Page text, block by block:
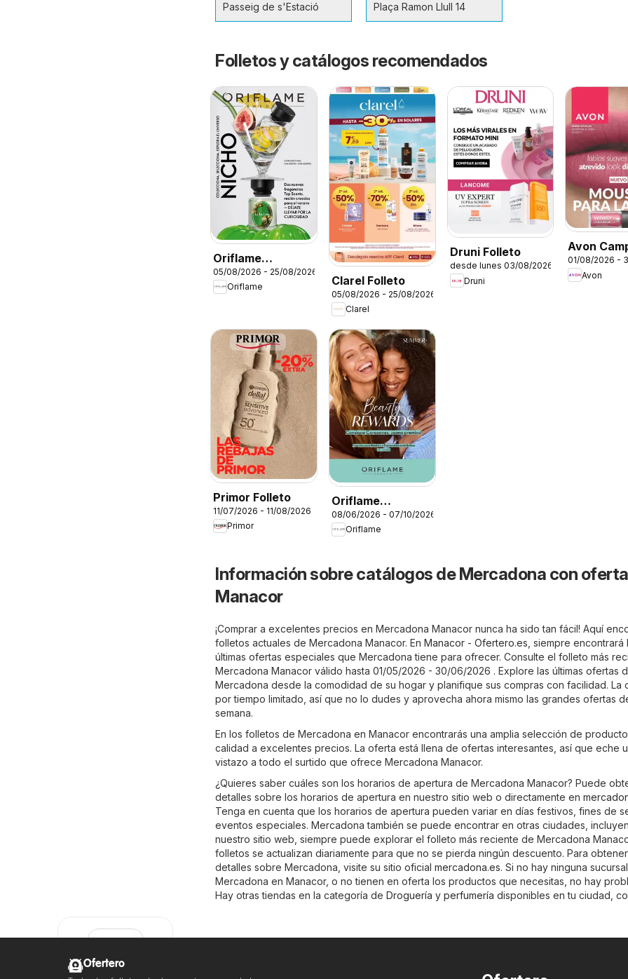
Passeig de s'Estació Plaça Ramon Llull 14
Folletos y catálogos recomendados
Oriflame
Catálogo
Campaña 11
05/08/2026 - 25/08/2026
Oriflame
Clarel Folleto
05/08/2026 - 25/08/2026
Clarel
Druni Folleto
desde lunes 03/08/2026
Druni
Avon
01/08/2026 -
Avon
Primor Folleto
11/07/2026 - 11/08/2026
Primor
Oriflame
Catálogo Beauty
Rewards
08/06/2026 - 07/10/2026
Oriflame
Información sobre catálogos de Mercadona con
Manacor
¡Comprar a excelentes precios en Mercadona Manacor nunca ha sido tan fácil! Aquí
folletos actuales de Mercadona Manacor. En Manacor - Ofertero.es , siempre encontrará
últimas ofertas especiales que Mercadona tiene para ofrecer. Consulte el folleto más
Mercadona Manacor válido hasta 01/05/2026 - 30/06/2026 . Explore las últimas ofertas
Mercadona desde la comodidad de su hogar y planifique sus compras con facilidad. La
por tiempo limitado, así que no lo dudes y aprovecha ahora mismo las grandes ofertas
semana.
En los folletos de Mercadona en Manacor encontrarás una amplia selección de
calidad a excelentes precios. La oferta está llena de ofertas interesantes, así que eche
vistazo a todo el surtido que ofrece Mercadona Manacor.
¿Quieres saber cuáles son los horarios de apertura de Mercadona Manacor? Puede
detalles sobre los horarios de apertura en nuestro sitio web o directamente en
Tenga en cuenta que los horarios de apertura pueden variar en días festivos, fines de
eventos especiales. Mercadona también se puede encontrar en otras ciudades,
nuestro sitio web, siempre puede explorar el folleto más reciente de Mercadona
folletos se actualizan diariamente para que no se pierda ningún descuento. Para
detalles sobre Mercadona, visite su sitio oficial mercadona.es. Si no hay ninguna
Mercadona en Manacor, o no tienen en oferta los productos que necesitas, no hay
Hay otras tiendas en la categoría de Droguería y perfumería disponibles en tu ciudad,
Ofertero